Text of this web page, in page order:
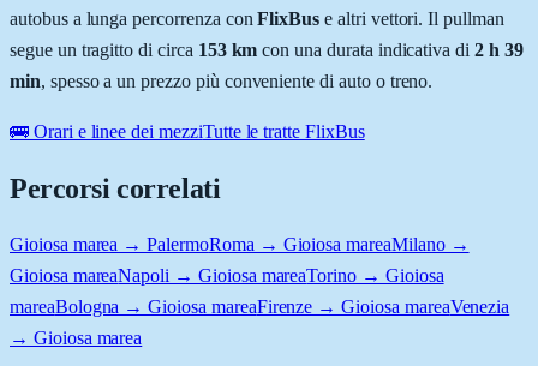
autobus a lunga percorrenza conFlixBus e altri vettori. Il pullman
segue un tragitto di circa 153km con una durata indicativa di 2 h 39
min, spesso a un prezzo più conveniente di auto o treno.
🚌 Orari e linee dei mezziTutte le tratte FlixBus
Percorsi correlati
Gioiosa marea → PalermoRoma → Gioiosa mareaMilano →
Gioiosa mareaNapoli → Gioiosa mareaTorino → Gioiosa
mareaBologna → Gioiosa mareaFirenze → Gioiosa mareaVenezia
→ Gioiosa marea